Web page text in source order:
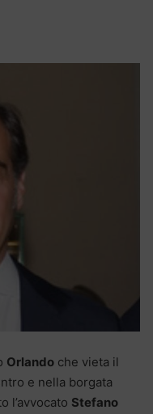
Orlando che vieta il
e nella borgata
l’avvocato Stefano